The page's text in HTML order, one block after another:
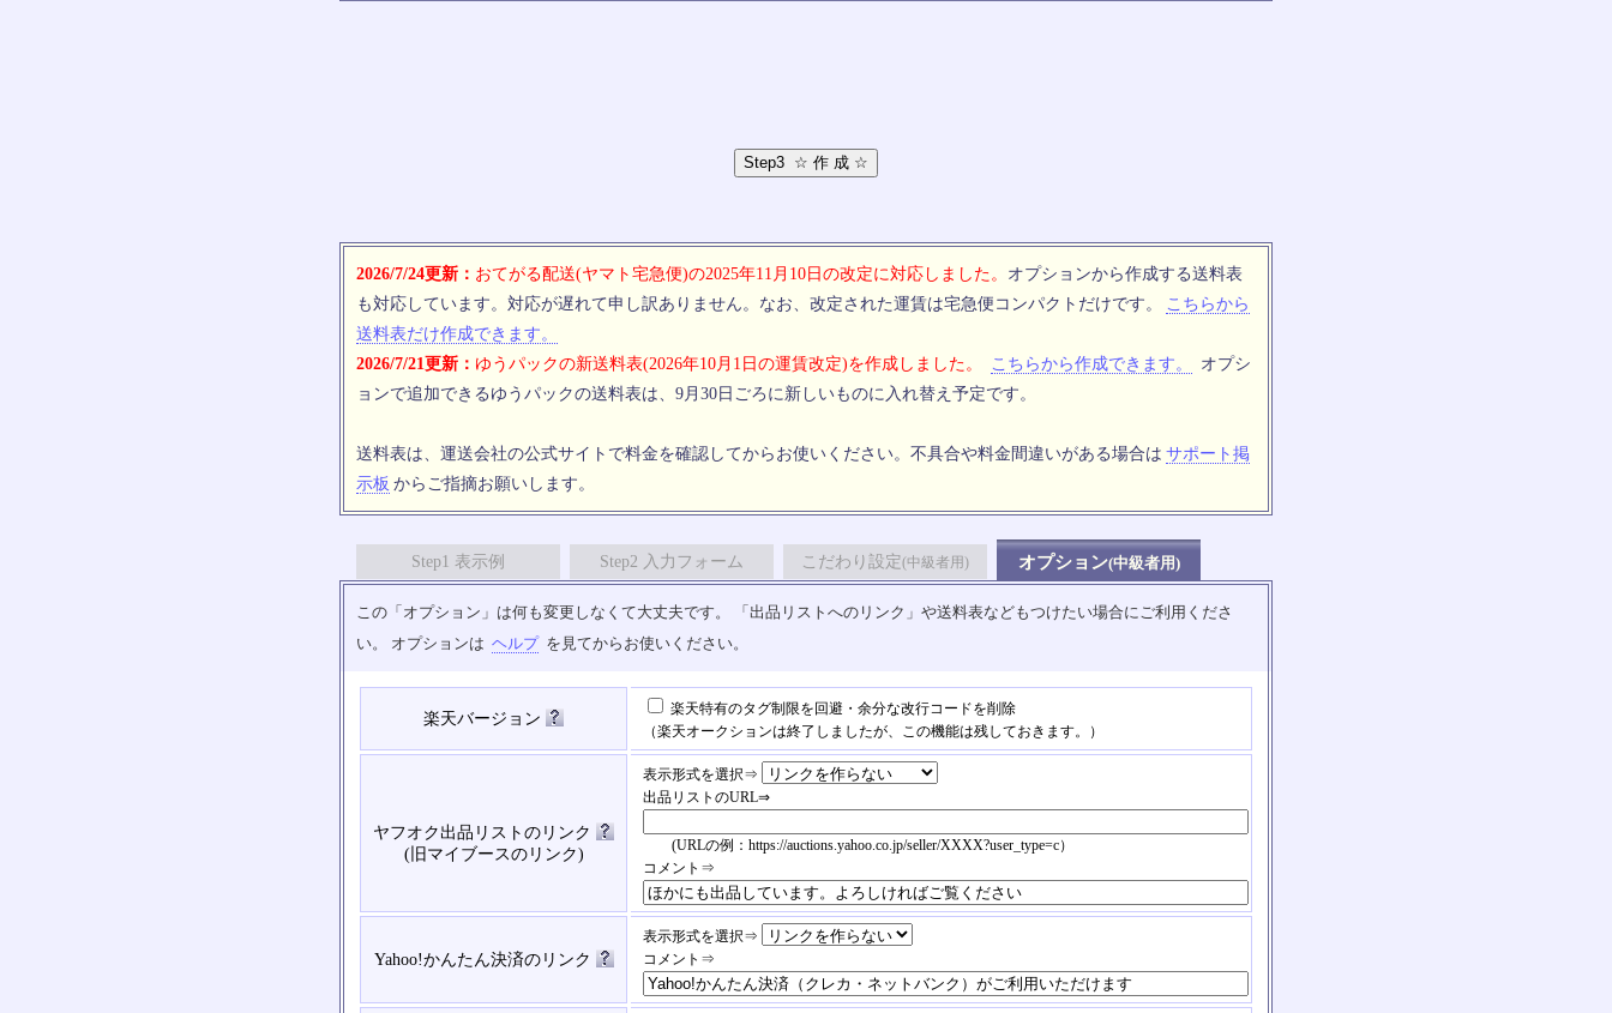
2026/7/24更新： おてがる配送(ヤマト宅急便)の2025年11月10日の改定に対応しました。 オプションから作成する送料表
も対応しています。対応が遅れて申し訳ありません。なお、改定された運賃は宅急便コンパクトだけです。
こちらから
送料表だけ作成できます。
2026/7/21更新： ゆうパックの新送料表(2026年10月1日の運賃改定)を作成しました。 こちらから作成できます。
オプシ
ョンで追加できるゆうパックの送料表は、9月30日ごろに新しいものに入れ替え予定です。
送料表は、運送会社の公式サイトで料金を確認してからお使いください。不具合や料金間違いがある場合は サポート掲
示板 からご指摘お願いします。
Step1 表示例 Step2 入力フォーム こだわり設定(中級者用) オプション(中級者用)
この「オプション」は何も変更しなくて大丈夫です。 「出品リストへのリンク」や送料表などもつけたい場合にご利用くださ
い。 オプションは ヘルプ を見てからお使いください。
楽天バージョン
楽天特有のタグ制限を回避・余分な改行コードを削除
（楽天オークションは終了しましたが、この機能は残しておきます。）
ヤフオク出品リストのリンク
(旧マイブースのリンク)
表示形式を選択⇒
出品リストのURL⇒
(URLの例：https://auctions.yahoo.co.jp/seller/XXXX?user_type=c）
コメント⇒
Yahoo!かんたん決済のリンク
表示形式を選択⇒
コメント⇒